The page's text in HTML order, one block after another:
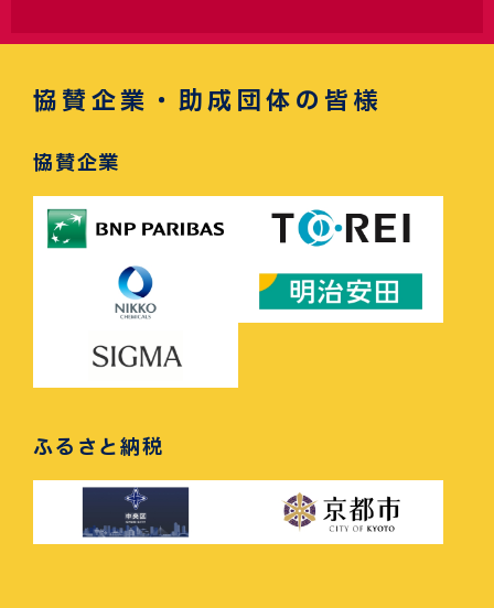
協賛企業・助成団体の皆様
協賛企業
ふるさと納税